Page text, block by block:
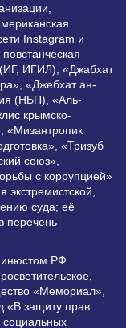
Instagram и
ИГИЛ), «Джабхат
«Джебхат ан-
(НБП), «Аль-
крымско-
«Мизантропик
«Тризуб
союз»,
с коррупцией»
экстремистской,
суда; её
перечень
РФ
«Мемориал»,
«В защиту прав
социальных